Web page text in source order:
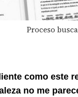
Proceso
como este
no me